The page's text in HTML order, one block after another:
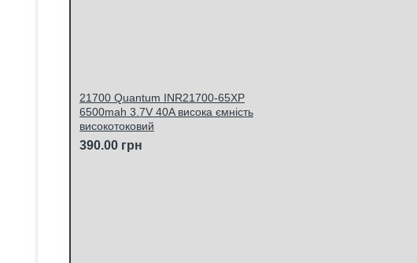
21700 Quantum INR21700-65XP
6500mah 3.7V 40A висока ємність
високотоковий
390.00 грн